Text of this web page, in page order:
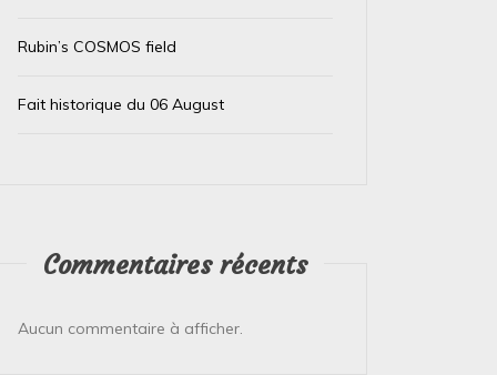
Test IA
Le trésor caché des téléphones
Rubin’s COSMOS field
Fait historique du 06 August
Commentaires récents
Aucun commentaire à afficher.